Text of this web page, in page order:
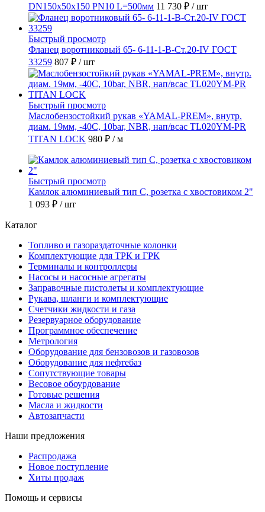
DN150х50х150 PN10 L=500мм 11 730 ₽ / шт
Быстрый просмотр
Фланец воротниковый 65- 6-11-1-B-Ст.20-IV ГОСТ
33259 807 ₽ / шт
Быстрый просмотр
Маслобензостойкий рукав «YAMAL-PREM», внутр.
диам. 19мм, -40C, 10bar, NBR, нап/всас TL020YM-PR
TITAN LOCK 980 ₽ / м
Быстрый просмотр
Камлок алюминиевый тип С, розетка с хвостовиком 2"
1 093 ₽ / шт
Каталог
Топливо и газораздаточные колонки
Комплектующие для ТРК и ГРК
Терминалы и контроллеры
Насосы и насосные агрегаты
Заправочные пистолеты и комплектующие
Рукава, шланги и комплектующие
Счетчики жидкости и газа
Резервуарное оборудование
Программное обеспечение
Метрология
Оборудование для бензовозов и газовозов
Оборудование для нефтебаз
Сопутствующие товары
Весовое обоурдование
Готовые решения
Масла и жидкости
Автозапчасти
Наши предложения
Распродажа
Новое поступление
Хиты продаж
Помощь и сервисы